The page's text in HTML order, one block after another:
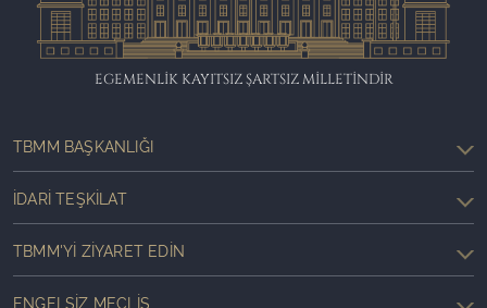
EGEMENLİK KAYITSIZ ŞARTSIZ MİLLETİNDİR
TBMM BAŞKANLIĞI
İDARI TEŞKILAT
TBMM'YI ZIYARET EDIN
ENGELSIZ MECLIS